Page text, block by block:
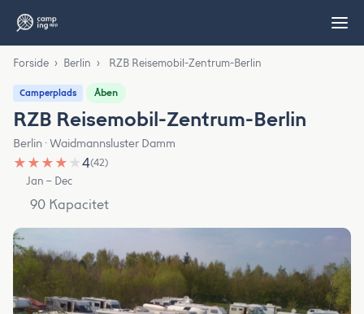
Forside › Berlin › RZB Reisemobil-Zentrum-Berlin
Camperplads Åben
RZB Reisemobil-Zentrum-Berlin
Berlin · Waidmannsluster Damm
★ ★ ★ ★ ★4(42)
Jan – Dec
90 Kapacitet